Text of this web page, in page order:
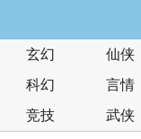
玄幻 仙侠
科幻
言情
竞技
武侠